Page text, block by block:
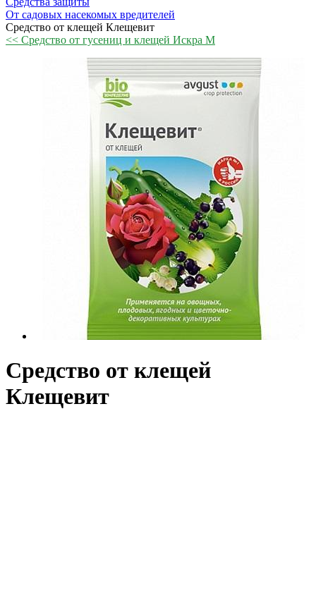
От садовых насекомых вредителей
Средство от клещей Клещевит
<< Средство от гусениц и клещей Искра М
Средство от клещей
Клещевит